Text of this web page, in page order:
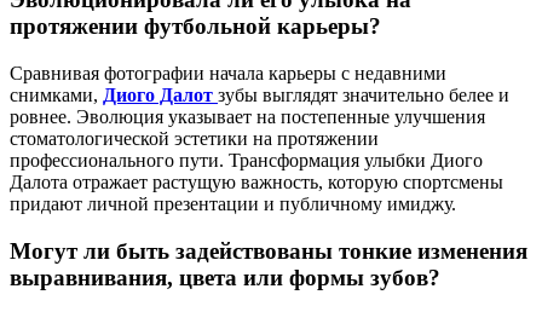
протяжении футбольной карьеры?
Сравнивая фотографии начала карьеры с недавними
снимками, Диого Далот зубы выглядят значительно белее и
ровнее. Эволюция указывает на постепенные улучшения
стоматологической эстетики на протяжении
профессионального пути. Трансформация улыбки Диого
Далота отражает растущую важность, которую спортсмены
придают личной презентации и публичному имиджу.
Могут ли быть задействованы тонкие изменения
выравнивания, цвета или формы зубов?